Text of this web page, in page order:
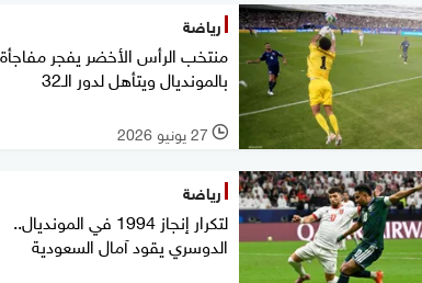
رياضة
منتخب الرأس الأخضر يفجر مفاجأة
بالمونديال ويتأهل لدور الـ32
l 27 يونيو 2026
رياضة
لتكرار إنجاز 1994 في المونديال..
الدوسري يقود آمال السعودية